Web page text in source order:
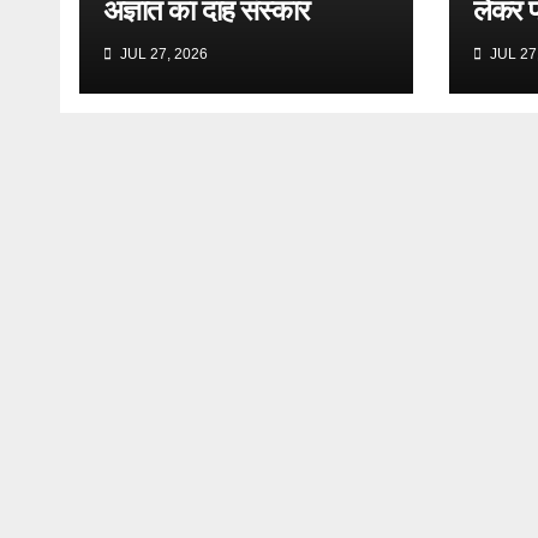
अज्ञात का दाह संस्कार
JUL 27, 2026
लेकर
JUL